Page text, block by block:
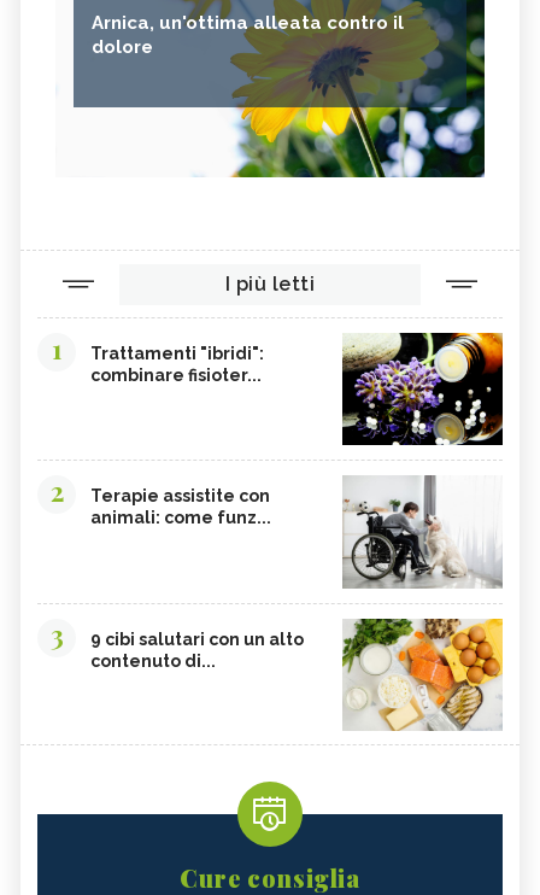
Arnica, un'ottima alleata contro il
dolore
I più letti
1
Trattamenti "ibridi":
combinare fisioter...
2
Terapie assistite con
animali: come funz...
3
9 cibi salutari con un alto
contenuto di...
Cure consiglia